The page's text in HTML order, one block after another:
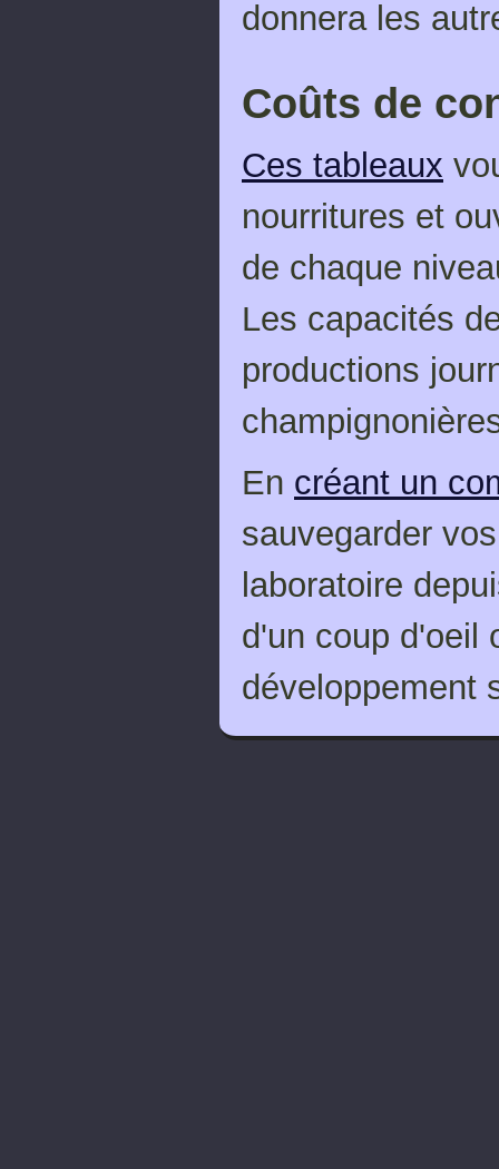
donnera les
Coûts de
Ces tableaux
nourritures et
de chaque
Les capacités
productions
En créant un
sauvegarder
laboratoire
d'un coup d'oeil
développement